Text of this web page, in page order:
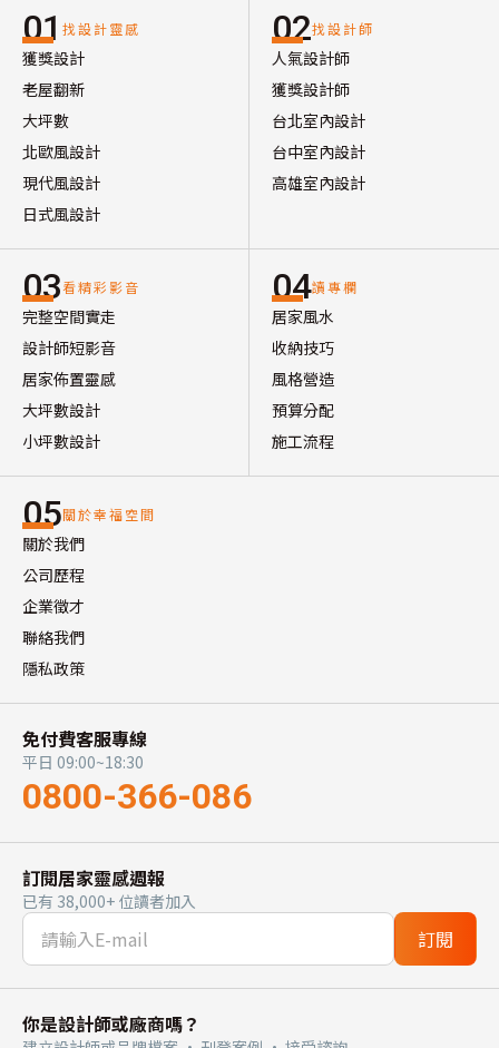
01 找設計靈感
獲獎設計
老屋翻新
大坪數
北歐風設計
現代風設計
日式風設計
02找設計師
人氣設計師
獲獎設計師
台北室內設計
台中室內設計
高雄室內設計
03看精彩影音
完整空間實走
設計師短影音
居家佈置靈感
大坪數設計
小坪數設計
04讀專欄
居家風水
收納技巧
風格營造
預算分配
施工流程
05關於幸福空間
關於我們
公司歷程
企業徵才
聯絡我們
隱私政策
免付費客服專線
平日 09:00~18:30
0800-366-086
訂閱居家靈感週報
已有 38,000+ 位讀者加入
訂閱
你是設計師或廠商嗎？